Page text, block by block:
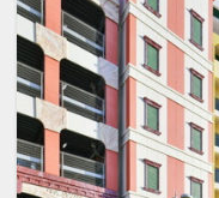
０）
屋外施設（１
※ご利用時間
います。詳細
い。
※旅行代金に
【連泊すると
す
連泊の場合、
２泊目より１
円引